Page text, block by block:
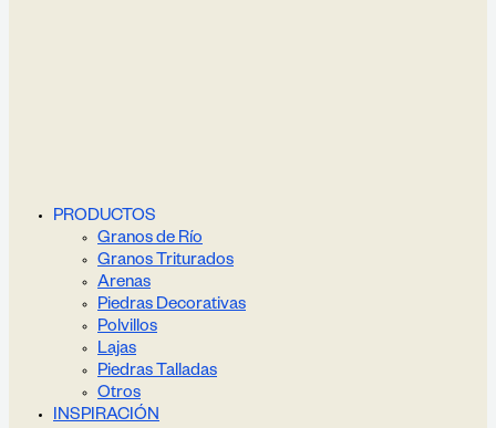
PRODUCTOS
Granos de Río
Granos Triturados
Arenas
Piedras Decorativas
Polvillos
Lajas
Piedras Talladas
Otros
INSPIRACIÓN